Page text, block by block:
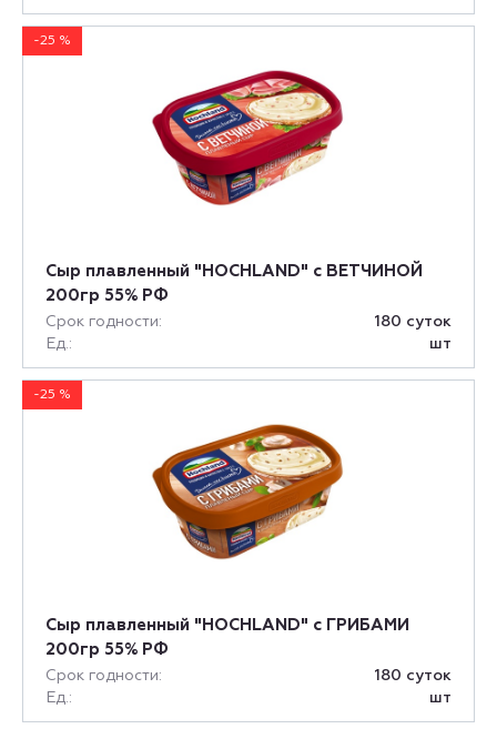
-25 %
Сыр плавленный "HOCHLAND" с ВЕТЧИНОЙ
200гр 55% РФ
Срок годности:
180 суток
Ед.:
шт
-25 %
Сыр плавленный "HOCHLAND" с ГРИБАМИ
200гр 55% РФ
Срок годности:
180 суток
Ед.:
шт